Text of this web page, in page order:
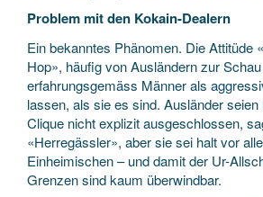
Problem mit den Kokain-Dealern
Ein bekanntes Phänomen. Die Attitüde
Hop», häufig von Ausländern zur
erfahrungsgemäss Männer als
lassen, als sie es sind. Ausländer
Clique nicht explizit ausgeschlossen,
«Herregässler», aber sie sei halt vor
Einheimischen – und damit der Ur-
Grenzen sind kaum überwindbar.